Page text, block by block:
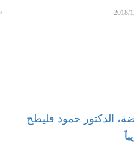
2018/
الدكتور حمود فليطح